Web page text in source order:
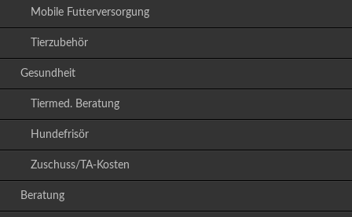
Mobile Futterversorgung
Tierzubehör
Gesundheit
Tiermed. Beratung
Hundefrisör
Zuschuss/TA-Kosten
Beratung